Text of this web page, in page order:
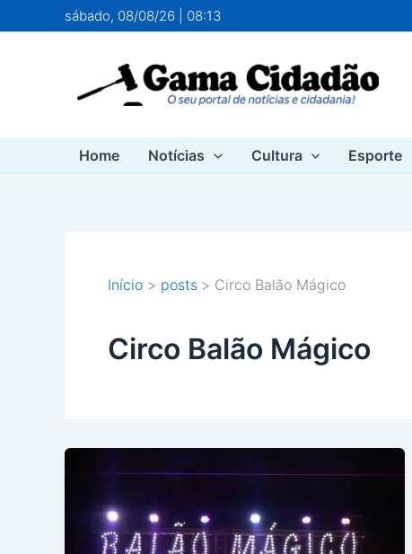
para
sábado, 08/08/26 | 08:13
Home Notícias Cultura Esporte
Início posts Circo Balão Mágico
Circo Balão Mágico